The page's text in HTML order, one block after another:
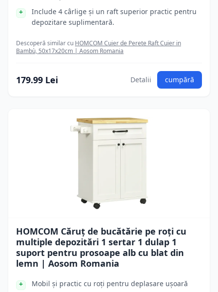
Include 4 cârlige și un raft superior practic pentru
depozitare suplimentară.
Descoperă similar cu HOMCOM Cuier de Perete Raft Cuier in
Bambù, 50x17x20cm | Aosom Romania
179.99 Lei Detalii cumpără
HOMCOM Căruț de bucătărie pe roți cu
multiple depozitări 1 sertar 1 dulap 1
suport pentru prosoape alb cu blat din
lemn | Aosom Romania
Mobil și practic cu roți pentru deplasare ușoară